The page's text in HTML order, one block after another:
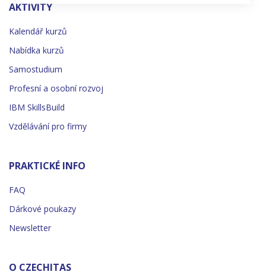
AKTIVITY
Kalendář kurzů
Nabídka kurzů
Samostudium
Profesní a osobní rozvoj
IBM SkillsBuild
Vzdělávání pro firmy
PRAKTICKÉ INFO
FAQ
Dárkové poukazy
Newsletter
O CZECHITAS